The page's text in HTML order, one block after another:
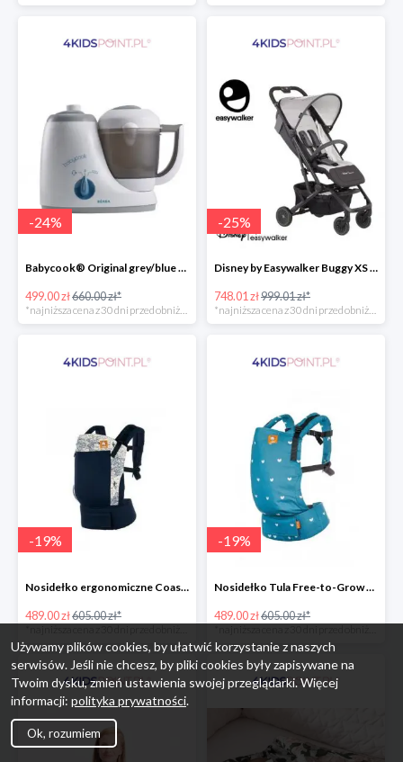
-24%
Babycook® Original grey/blue Beaba
499.00 zł660.00 zł*
*najniższa cena z 30 dni przed obniżką
-25%
Disney by Easywalker Buggy XS Wózek spacerowy z osłonką przeciwdeszczową Mickey Shield
748.01 zł999.01 zł*
*najniższa cena z 30 dni przed obniżką
-19%
Nosidełko ergonomiczne Coast Navigator Tula
489.00 zł605.00 zł*
-19%
Nosidełko Tula Free-to-Grow Playdate Tula
489.00 zł605.00 zł*
Używamy plików cookies, by ułatwić korzystanie z naszych
serwisów. Jeśli nie chcesz, by pliki cookies były zapisywane na
Twoim dysku, zmień ustawienia swojej przeglądarki. Więcej
informacji: polityka prywatności.
Ok, rozumiem